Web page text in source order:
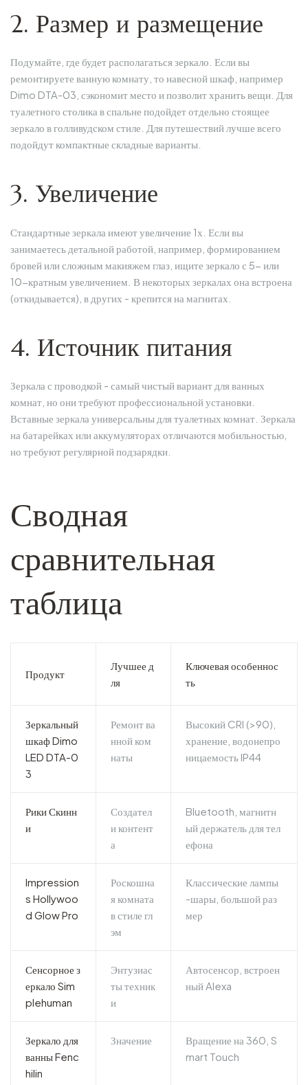
2. Размер и размещение
Подумайте, где будет располагаться зеркало. Если вы
ремонтируете ванную комнату, то навесной шкаф, например
Dimo DTA-03, сэкономит место и позволит хранить вещи. Для
туалетного столика в спальне подойдет отдельно стоящее
зеркало в голливудском стиле. Для путешествий лучше всего
подойдут компактные складные варианты.
3. Увеличение
Стандартные зеркала имеют увеличение 1х. Если вы
занимаетесь детальной работой, например, формированием
бровей или сложным макияжем глаз, ищите зеркало с 5- или
10-кратным увеличением. В некоторых зеркалах она встроена
(откидывается), в других - крепится на магнитах.
4. Источник питания
Зеркала с проводкой - самый чистый вариант для ванных
комнат, но они требуют профессиональной установки.
Вставные зеркала универсальны для туалетных комнат. Зеркала
на батарейках или аккумуляторах отличаются мобильностью,
но требуют регулярной подзарядки.
Сводная
сравнительная
таблица
Продукт
Лучшее д
ля
Ключевая особеннос
ть
Зеркальный
шкаф Dimo
LED DTA-0
3
Ремонт ва
нной ком
наты
Высокий CRI (>90),
хранение, водонепро
ницаемость IP44
Рики Скинн
и
Создател
и контент
а
Bluetooth, магнитн
ый держатель для тел
ефона
Impression
s Hollywoo
d Glow Pro
Роскошна
я комната
в стиле гл
эм
Классические лампы
-шары, большой раз
мер
Сенсорное з
еркало Sim
plehuman
Энтузиас
ты техник
и
Автосенсор, встроен
ный Alexa
Зеркало для
ванны Fenc
hilin
Значение
Вращение на 360, S
mart Touch